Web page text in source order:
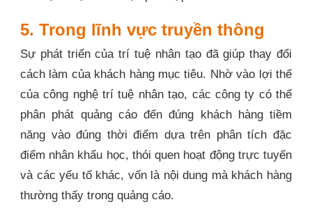
5. Trong lĩnh vực truyền thông
Sự phát triển của trí tuệ nhân tạo đã giúp thay đổi
cách làm của khách hàng mục tiêu. Nhờ vào lợi thế
của công nghệ trí tuệ nhân tạo, các công ty có thể
phân phát quảng cáo đến đúng khách hàng tiềm
năng vào đúng thời điểm dựa trên phân tích đặc
điểm nhân khẩu học, thói quen hoạt động trực tuyến
và các yếu tố khác, vốn là nội dung mà khách hàng
thường thấy trong quảng cáo.